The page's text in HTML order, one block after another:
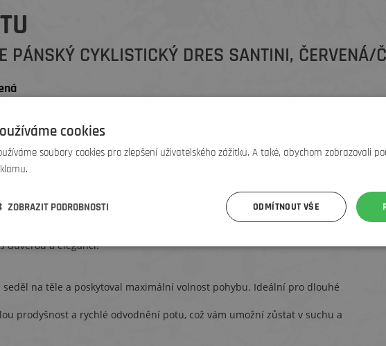
PÁNSKÝ CYKLISTICKÝ DRES SANTINI, ČERVENÁ/
silniční kolo, který vznikl ve
stylový, a je navržen tak, aby splnil požadavky i těch nejnáročnějších
důvěrou a elegancí!
na těle a poskytoval maximální volnost pohybu. Ideální pro dlouhé
prodyšnost a rychlé odvodnění potu, což vám umožní zůstat v suchu a
cookies
soubory cookies pro zlepšení uživatelského zážitku. A také, abychom zobrazovali
ODMÍTNOUT VŠE
ZOBRAZIT PODROBNOSTI